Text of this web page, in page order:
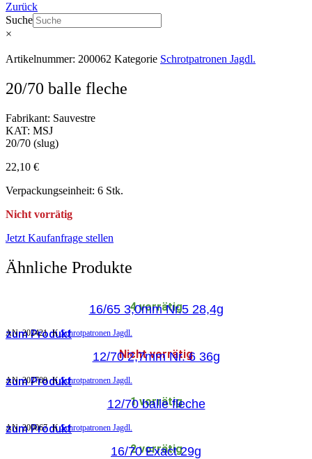
Zurück
Suche
×
Artikelnummer: 200062 Kategorie Schrotpatronen Jagdl.
20/70 balle fleche
Fabrikant: Sauvestre
KAT: MSJ
20/70 (slug)
22,10 €
Verpackungseinheit: 6 Stk.
Nicht vorrätig
Jetzt Kaufanfrage stellen
Ähnliche Produkte
4 vorrätig
16/65 3,0mm Nr.5 28,4g
zum Produkt
AN:202421 K Schrotpatronen Jagdl.
Nicht vorrätig
12/70 2,7mm Nr. 6 36g
zum Produkt
AN:202709 K Schrotpatronen Jagdl.
1 vorrätig
12/70 balle fleche
zum Produkt
AN:200067 K Schrotpatronen Jagdl.
2 vorrätig
16/70 Exact 29g